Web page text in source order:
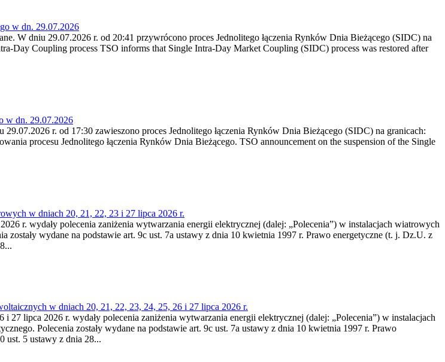
w dn. 29.07.2026
W dniu 29.07.2026 r. od 20:41 przywrócono proces Jednolitego łączenia Rynków Dnia Bieżącego (SIDC) na
Day Coupling process TSO informs that Single Intra-Day Market Coupling (SIDC) process was restored after
w dn. 29.07.2026
r. od 17:30 zawieszono proces Jednolitego łączenia Rynków Dnia Bieżącego (SIDC) na granicach:
procesu Jednolitego łączenia Rynków Dnia Bieżącego. TSO announcement on the suspension of the Single
w dniach 20, 21, 22, 23 i 27 lipca 2026 r.
r. wydały polecenia zaniżenia wytwarzania energii elektrycznej (dalej: „Polecenia”) w instalacjach wiatrowych
zostały wydane na podstawie art. 9c ust. 7a ustawy z dnia 10 kwietnia 1997 r. Prawo energetyczne (t. j. Dz.U. z
w dniach 20, 21, 22, 23, 24, 25, 26 i 27 lipca 2026 r.
lipca 2026 r. wydały polecenia zaniżenia wytwarzania energii elektrycznej (dalej: „Polecenia”) w instalacjach
Polecenia zostały wydane na podstawie art. 9c ust. 7a ustawy z dnia 10 kwietnia 1997 r. Prawo
ust. 5 ustawy z dnia 28...